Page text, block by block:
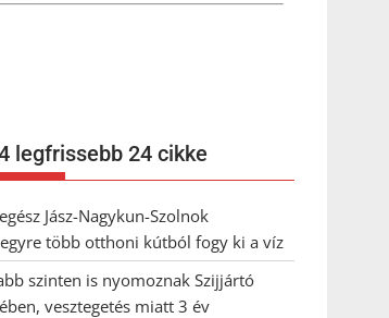
legfrissebb 24 cikke
Jász-Nagykun-Szolnok
több otthoni kútból fogy ki a víz
szinten is nyomoznak Szijjártó
vesztegetés miatt 3 év